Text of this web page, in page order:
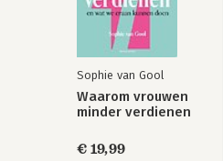
Sophie van Gool
Waarom vrouwen
minder verdienen
€ 19,99